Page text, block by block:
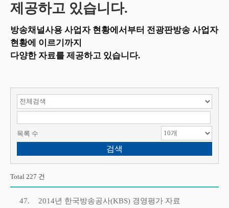
제공하고 있습니다.
방송채널사용 사업자 현황에서부터 전광판방송 사업자
현황에 이르기까지
다양한 자료를 제공하고 있습니다.
검색 항목 선택
목록 수
Total 227 건
47. 2014년 한국방송공사(KBS) 경영평가 자료